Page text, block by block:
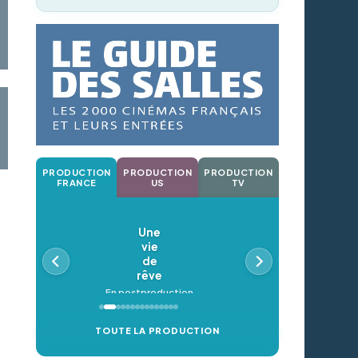
PRODUCTION
FRANCE
PRODUCTION
US
PRODUCTION
TV
Une
vie
de
rêve
En postproduction
TOUTE LA PRODUCTION